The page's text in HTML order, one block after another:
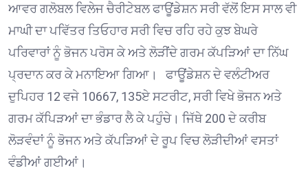
ਆਵਰਗਲੋਬਲਵਿਲੇਜਚੈਰੀਟੇਬਲ ਫਾਊਂਡੇਸ਼ਨ ਸਰੀ ਵੱਲੋਂ ਇਸ ਸਾਲ ਵੀ
ਮਾਘੀ ਦਾ ਪਵਿੱਤਰ ਤਿਓਹਾਰ ਸਰੀ ਵਿਚ ਰਹਿ ਰਹੇ ਕੁਝ ਬੇਘਰੇ
ਪਰਿਵਾਰਾਂ ਨੂੰ ਭੋਜਨ ਪਰੋਸ ਕੇ ਅਤੇ ਲੋੜੀਂਦੇ ਗਰਮ ਕੱਪੜਿਆਂ ਦਾ ਨਿੱਘ
ਪ੍ਰਦਾਨ ਕਰ ਕੇ ਮਨਾਇਆ ਗਿਆ।
ਫਾਊਂਡੇਸ਼ਨ ਦੇ ਵਲੰਟੀਅਰ
ਦੁਪਿਹਰ 12 ਵਜੇ 10667, 135ਏ ਸਟਰੀਟ,ਸਰੀ ਵਿਖੇਭੋਜਨ ਅਤੇ
ਗਰਮ ਕੱਪਿੜਆਂ ਦਾ ਭੰਡਾਰ ਲੈ ਕੇ ਪਹੁੰਚੇ। ਜਿੱਥੇ 200 ਦੇ ਕਰੀਬ
ਲੋੜਵੰਦਾਂ ਨੂੰ ਭੋਜਨ ਅਤੇ ਕੱਪੜਿਆਂ ਦੇ ਰੂਪ ਵਿਚ ਲੋੜੀਦੀਆਂ ਵਸਤਾਂ
ਵੰਡੀਆਂ ਗਈਆਂ।